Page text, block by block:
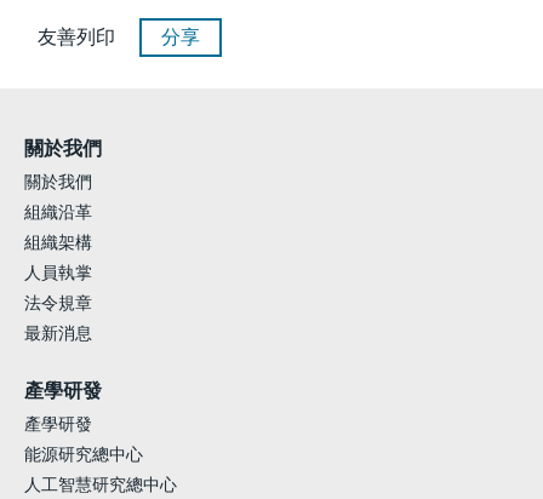
友善列印 分享
關於我們
關於我們
組織沿革
組織架構
人員執掌
法令規章
最新消息
產學研發
產學研發
能源研究總中心
人工智慧研究總中心